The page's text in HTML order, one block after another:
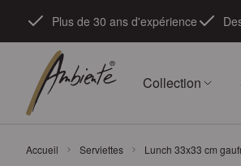
Plus de 30 ans d'expérience
Collection
Accueil Serviettes Lunch 33x33 cm